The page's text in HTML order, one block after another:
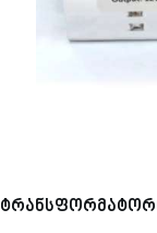
ტრანსფორმატორი